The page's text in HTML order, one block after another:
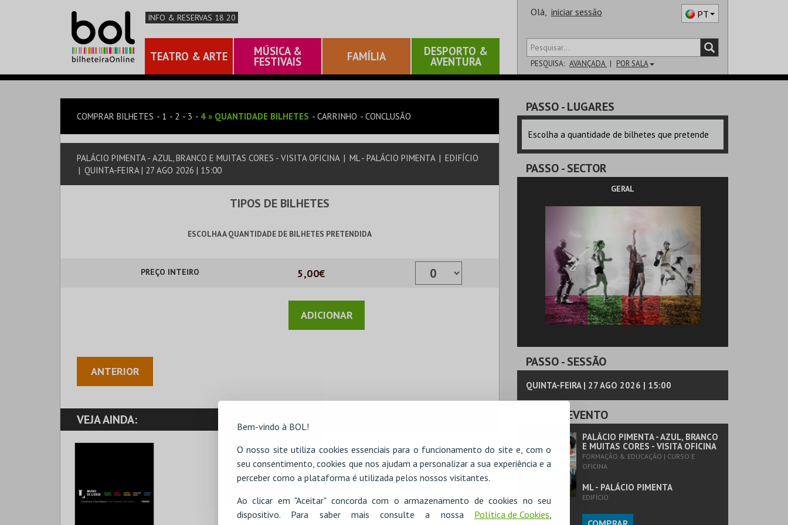
Bem-vindo à BOL!
O nosso site utiliza cookies essenciais para o funcionamento do site e, com o
seu consentimento, cookies que nos ajudam a personalizar a sua experiência e a
perceber como a plataforma é utilizada pelos nossos visitantes.
Ao clicar em "Aceitar" concorda com o armazenamento de cookies no seu
dispositivo. Para saber mais consulte a nossa Política de Cookies,
INFO & RESERVAS 18 20
TEATRO & ARTE MÚSICA &
FESTIVAIS FAMÍLIA DESPORTO &
AVENTURA
Olá, iniciar sessão PT
PESQUISA: AVANÇADA POR SALA
SALA
COMPRAR BILHETES 1 2 3 4 » QUANTIDADE BILHETES CARRINHO CONCLUSÃO
PALÁCIO PIMENTA - AZUL, BRANCO E MUITAS CORES - VISITA OFICINA | ML - PALÁCIO PIMENTA | EDIFÍCIO
| QUINTA-FEIRA | 27 AGO 2026 | 15:00
TIPOS DE BILHETES
ESCOLHA A QUANTIDADE DE BILHETES PRETENDIDA
PREÇO INTEIRO 5,00€
ANTERIOR
VEJA AINDA:
PASSO- LUGARES
Escolha a quantidade de bilhetes que pretende
PASSO- SECTOR
GERAL
PASSO- SESSÃO
QUINTA-FEIRA | 27 AGO 2026 | 15:00
- EVENTO
PALÁCIO PIMENTA - AZUL, BRANCO
E MUITAS CORES - VISITA OFICINA
FORMAÇÃO & EDUCAÇÃO | CURSO E
OFICINA
ML - PALÁCIO PIMENTA
EDIFÍCIO